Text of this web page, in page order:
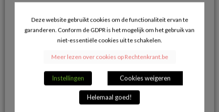
Recente berichten
Herroepingsrecht Bij Online Aankopen: Wanneer Mag Je Iets
Geleidelijke Verhoging Van Loopbaanvoorwaarden
Europa Moderniseert Het Rijbewijs: Digitaal En
Deze website gebruikt cookies om de functionaliteit ervan te
garanderen. Conform de GDPR is het mogelijk om het gebruik van
niet-essentiële cookies uit te schakelen.
Meer lezen over cookies op Rechtenkrant.be
Instellingen Cookies weigeren
Helemaal goed!